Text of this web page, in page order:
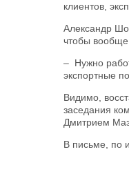
клиентов,
Александр
чтобы вообще
– Нужно
экспортные
Видимо,
заседания
Дмитрием
В письме, по